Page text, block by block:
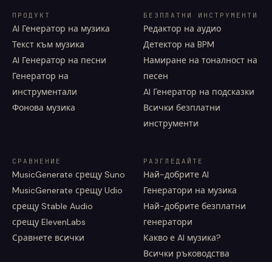
ПРОДУКТ
AI Генератор на музика
Текст към музика
AI Генератор на песни
Генератор на
инструментали
Фонова музика
БЕЗПЛАТНИ ИНСТРУМЕНТИ
Редактор на аудио
Детектор на BPM
Намиране на тоналност на
песен
AI Генератор на подсказки
Всички безплатни
инструменти
СРАВНЕНИЕ
MusicGenerate срещу Suno
MusicGenerate срещу Udio
срещу Stable Audio
срещу ElevenLabs
Сравнете всички
РАЗГЛЕДАЙТЕ
Най-добрите AI
Генератори на музика
Най-добрите безплатни
генератори
Какво е AI музика?
Всички ръководства